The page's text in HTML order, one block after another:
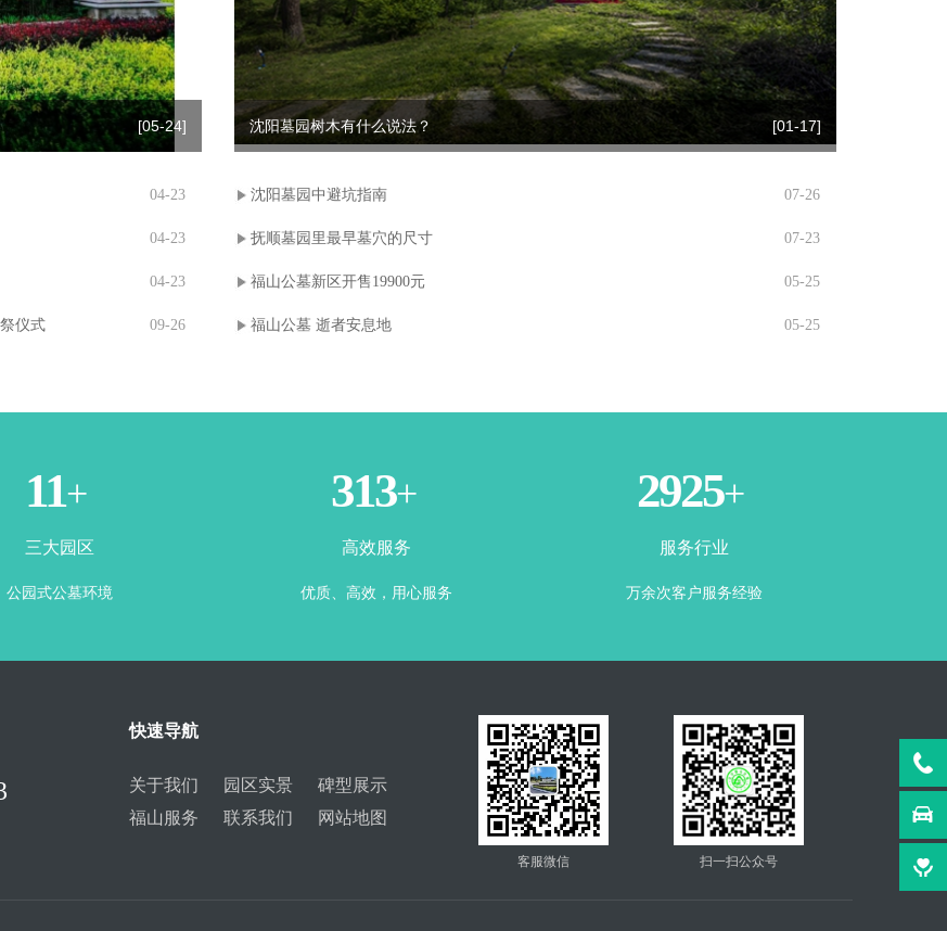
[05-24]
04-23
04-23
04-23
09-26
仪式
沈阳墓园树木有什么说法？ [01-17]
07-26
沈阳墓园中避坑指南
07-23
抚顺墓园里最早墓穴的尺寸
05-25
福山公墓新区开售19900元
05-25
福山公墓 逝者安息地
3+
三大园区
公园式公墓环境
365+
高效服务
优质、高效，用心服务
3500+
服务行业
万余次客户服务经验
快速导航
关于我们 园区实景
碑型展示
福山服务
联系我们 网站地图
客服微信 扫一扫公众号